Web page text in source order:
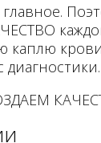
каплю